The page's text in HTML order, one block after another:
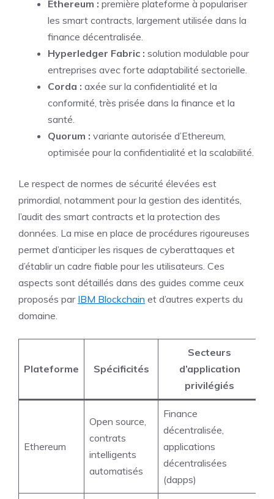
Ethereum : première plateforme à populariser
les smart contracts, largement utilisée dans la
finance décentralisée.
Hyperledger Fabric : solution modulable pour
entreprises avec forte adaptabilité sectorielle.
Corda : axée sur la confidentialité et la
conformité, très prisée dans la finance et la
santé.
Quorum : variante autorisée d’Ethereum,
optimisée pour la confidentialité et la scalabilité.
Le respect de normes de sécurité élevées est
primordial, notamment pour la gestion des identités,
l’audit des smart contracts et la protection des
données. La mise en place de procédures rigoureuses
permet d’anticiper les risques de cyberattaques et
d’établir un cadre fiable pour les utilisateurs. Ces
aspects sont détaillés dans des guides comme ceux
proposés par IBM Blockchain et d’autres experts du
domaine.
Plateforme Spécificités
Secteurs
d’application
privilégiés
Ethereum
Open source,
contrats
intelligents
automatisés
Finance
décentralisée,
applications
décentralisées
(dapps)